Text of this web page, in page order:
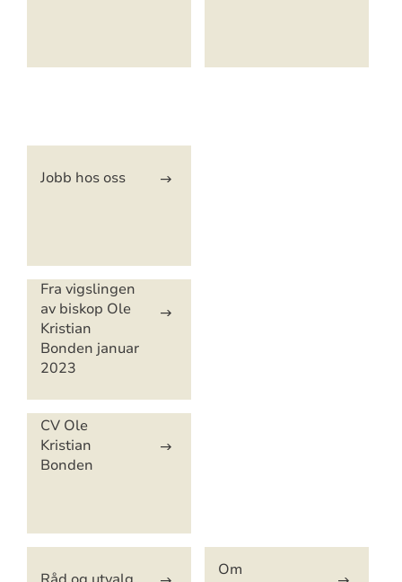
Jobb hos oss
Fra vigslingen
av biskop Ole
Kristian
Bonden januar
2023
CV Ole
Kristian
Bonden
Om